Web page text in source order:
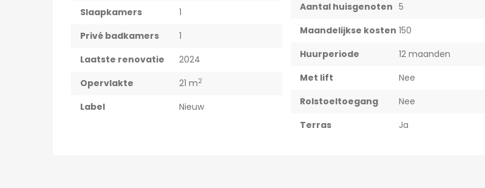
Slaapkamers
1
Privé badkamers
1
Laatste renovatie
2024
Opervlakte
21 m2
Label Nieuw
Aantal huisgenoten 5
Maandelijkse kosten 150
Huurperiode
12 maanden
Met lift
Nee
Rolstoeltoegang
Nee
Terras
Ja